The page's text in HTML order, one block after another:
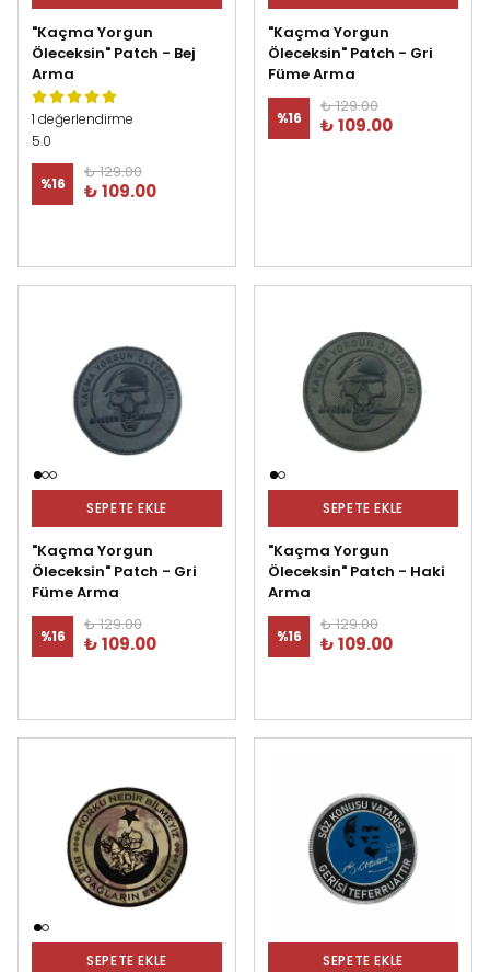
"Kaçma Yorgun
Öleceksin" Patch - Bej
Arma
1 değerlendirme
5.0
%16
₺ 129.00
₺ 109.00
"Kaçma Yorgun
Öleceksin" Patch - Gri
Füme Arma
%16
₺ 129.00
₺ 109.00
SEPETE EKLE
"Kaçma Yorgun
Öleceksin" Patch - Gri
Füme Arma
%16
₺ 129.00
₺ 109.00
SEPETE EKLE
"Kaçma Yorgun
Öleceksin" Patch - Haki
Arma
%16
₺ 129.00
₺ 109.00
SEPETE EKLE SEPETE EKLE